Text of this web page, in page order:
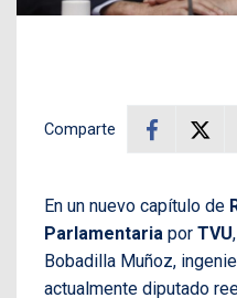
Comparte
En un nuevo capítulo de
Parlamentaria por TVU
Bobadilla Muñoz,
actualmente diputado